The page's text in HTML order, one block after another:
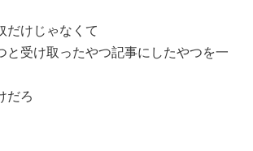
だけじゃなくて
と受け取ったやつ記事にしたやつを一
だろ